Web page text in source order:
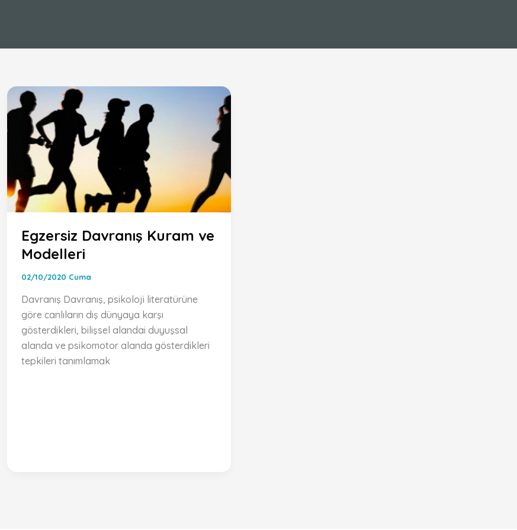
Egzersiz Davranış Kuram ve
Modelleri
02/10/2020 Cuma
Davranış Davranış, psikoloji literatürüne
göre canlıların dış dünyaya karşı
gösterdikleri, bilişsel alandai duyuşsal
alanda ve psikomotor alanda gösterdikleri
tepkileri tanımlamak